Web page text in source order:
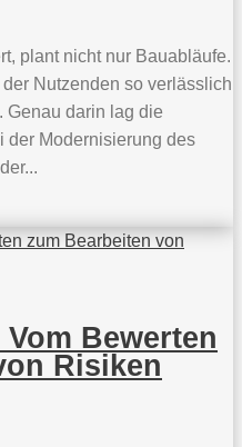
plant nicht nur Bauabläufe.
Nutzenden so verlässlich
Genau darin lag die
der Modernisierung des
Bewerten
Risiken